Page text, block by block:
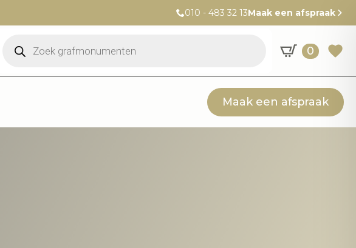
010 - 483 32 13Maak een afspraak
zoeken
0
Maak een afspraak